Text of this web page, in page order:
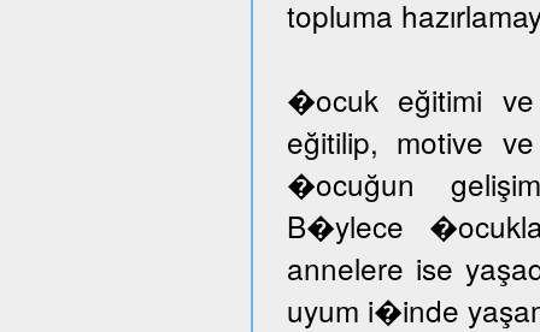
topluma
�ocuk eğitimi ve
eğitilip, motive
�ocuğun
B�ylece
annelere ise
uyum i�inde